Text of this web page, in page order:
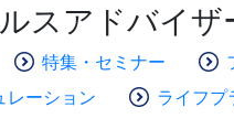
スアドバイザ
特集・セミナー
レーション
ライフプ